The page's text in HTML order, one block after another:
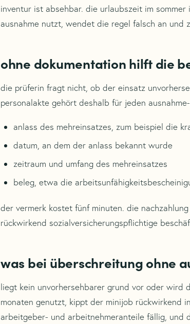
inventur ist absehbar. die urlaubszeit im
ausnahme nutzt, wendet die regel falsch an und
ohne dokumentation hilft die
die prüferin fragt nicht, ob der einsatz
personalakte gehört deshalb für jeden
anlass des mehreinsatzes, zum beispiel die
datum, an dem der anlass bekannt wurde
zeitraum und umfang des mehreinsatzes
beleg, etwa die
der vermerk kostet fünf minuten. die
rückwirkend sozialversicherungspflichtige
was bei überschreitung ohne
liegt kein unvorhersehbarer grund vor oder wird
monaten genutzt, kippt der minijob rückwirkend
arbeitgeber- und arbeitnehmeranteile fällig, und